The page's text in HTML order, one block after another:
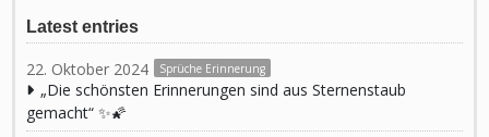
Latest entries
22. Oktober 2024 Sprüche Erinnerung
„Die schönsten Erinnerungen sind aus Sternenstaub
gemacht“ ✨🌠